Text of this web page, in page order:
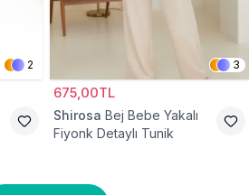
2 3
675,00TL
Shirosa Bej Bebe Yakalı
Fiyonk Detaylı Tunik